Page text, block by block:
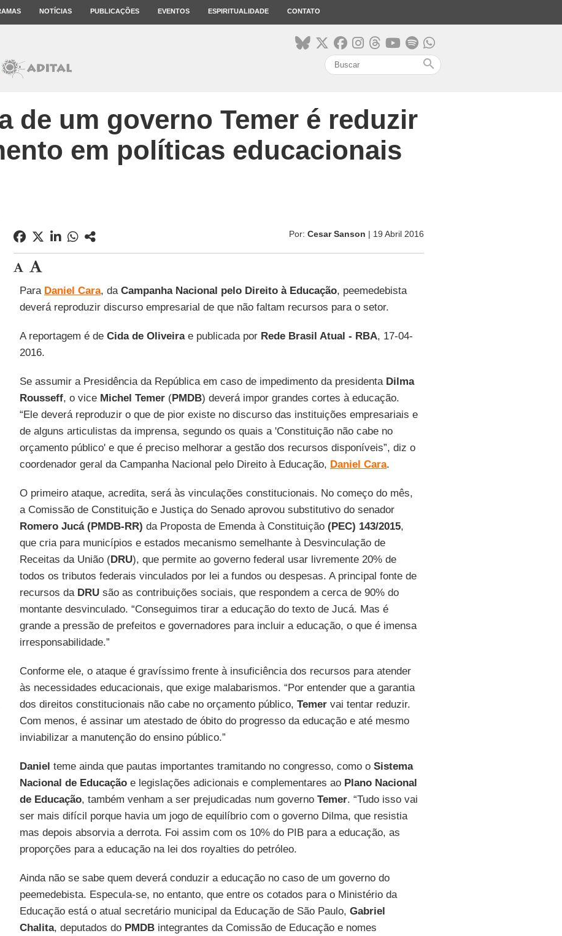
NOTÍCIAS PUBLICAÇÕES EVENTOS ESPIRITUALIDADE CONTATO
search
de um governo Temer é reduzir
em políticas educacionais
Por: Cesar Sanson | 19 Abril 2016
Para Daniel Cara, da Campanha Nacional pelo Direito à Educação, peemedebista
deverá reproduzir discurso empresarial de que não faltam recursos para o setor.
A reportagem é de Cida de Oliveirae publicada porRede Brasil Atual - RBA, 17-04-
2016.
Se assumir a Presidência da República em caso de impedimento da presidenta Dilma
Rousseff, o vice Michel Temer(PMDB) deverá impor grandes cortes à educação.
“Ele deverá reproduzir o que de pior existe no discurso das instituições empresariais e
de alguns articulistas da imprensa, segundo os quais a 'Constituição não cabe no
orçamento público' e que é preciso melhorar a gestão dos recursos disponíveis”, diz o
coordenador geral da Campanha Nacional pelo Direito à Educação, Daniel Cara.
O primeiro ataque, acredita, será às vinculações constitucionais. No começo do mês,
a Comissão de Constituição e Justiça do Senado aprovou substitutivo do senador
Romero Jucá (PMDB-RR) da Proposta de Emenda à Constituição (PEC) 143/2015,
que cria para municípios e estados mecanismo semelhante à Desvinculação de
Receitas da União (DRU), que permite ao governo federal usar livremente 20% de
todos os tributos federais vinculados por lei a fundos ou despesas. A principal fonte de
recursos da DRUsão as contribuições sociais, que respondem a cerca de 90% do
montante desvinculado. “Conseguimos tirar a educação do texto de Jucá. Mas é
grande a pressão de prefeitos e governadores para incluir a educação, o que é imensa
irresponsabilidade.”
Conforme ele, o ataque é gravíssimo frente à insuficiência dos recursos para atender
às necessidades educacionais, que exige malabarismos. “Por entender que a garantia
dos direitos constitucionais não cabe no orçamento público, Temervai tentar reduzir.
Com menos, é assinar um atestado de óbito do progresso da educação e até mesmo
inviabilizar a manutenção do ensino público.”
Daniel teme ainda que pautas importantes tramitando no congresso, como o Sistema
Nacional de Educaçãoe legislações adicionais e complementares aoPlano Nacional
de Educação, também venham a ser prejudicadas num governo Temer. “Tudo isso vai
ser mais difícil porque havia um jogo de equilíbrio com o governo Dilma, que resistia
mas depois absorvia a derrota. Foi assim com os 10% do PIB para a educação, as
proporções para a educação na lei dos royalties do petróleo.
Ainda não se sabe quem deverá conduzir a educação no caso de um governo do
peemedebista. Especula-se, no entanto, que entre os cotados para o Ministério da
Educação está o atual secretário municipal da Educação de São Paulo, Gabriel
Chalita, deputados do PMDBintegrantes da Comissão de Educação e nomes